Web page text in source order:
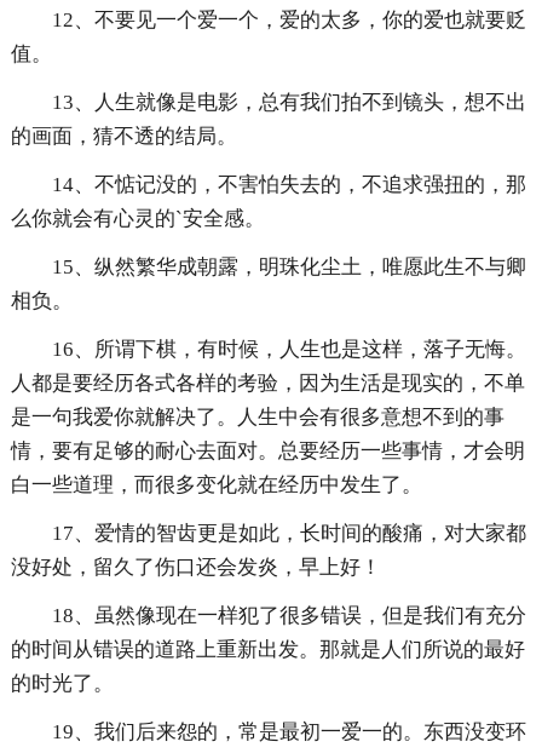
12、不要见一个爱一个，爱的太多，你的爱也就要贬
值。
13、人生就像是电影，总有我们拍不到镜头，想不出
的画面，猜不透的结局。
14、不惦记没的，不害怕失去的，不追求强扭的，那
么你就会有心灵的`安全感。
15、纵然繁华成朝露，明珠化尘土，唯愿此生不与卿
相负。
16、所谓下棋，有时候，人生也是这样，落子无悔。
人都是要经历各式各样的考验，因为生活是现实的，不单
是一句我爱你就解决了。人生中会有很多意想不到的事
情，要有足够的耐心去面对。总要经历一些事情，才会明
白一些道理，而很多变化就在经历中发生了。
17、爱情的智齿更是如此，长时间的酸痛，对大家都
没好处，留久了伤口还会发炎，早上好！
18、虽然像现在一样犯了很多错误，但是我们有充分
的时间从错误的道路上重新出发。那就是人们所说的最好
的时光了。
19、我们后来怨的，常是最初一爱一的。东西没变环